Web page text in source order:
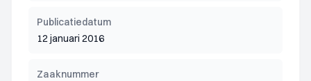
Publicatiedatum
12 januari 2016
Zaaknummer